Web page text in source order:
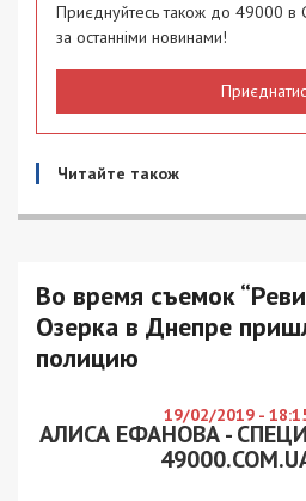
Приєднуйтесь також до 49000 в
за останніми новинами!
Читайте також
Во время съемок
Озерка в Днепре
полицию
19/02/2019 -
АЛИСА ЕФАНОВА -